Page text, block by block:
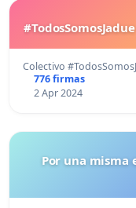
Colectivo
776 firmas
2 Apr 2024
Por una misma